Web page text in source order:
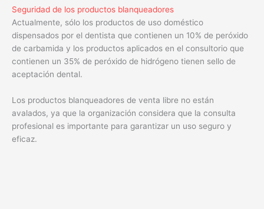
Seguridad de los productos blanqueadores
Actualmente, sólo los productos de uso doméstico
dispensados por el dentista que contienen un 10% de peróxido
de carbamida y los productos aplicados en el consultorio que
contienen un 35% de peróxido de hidrógeno tienen sello de
aceptación dental.
Los productos blanqueadores de venta libre no están
avalados, ya que la organización considera que la consulta
profesional es importante para garantizar un uso seguro y
eficaz.